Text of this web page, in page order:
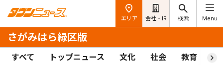
エリア 会社・IR 検索 Menu
さがみはら緑区版
すべて トップニュース 文化 社会 教育 ス